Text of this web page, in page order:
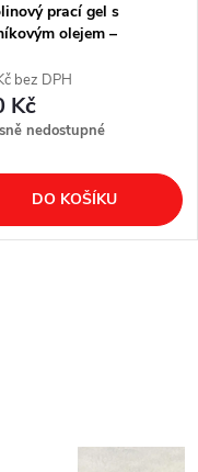
prací gel s
olejem –
bez DPH
Kč
nedostupné
DO KOŠÍKU